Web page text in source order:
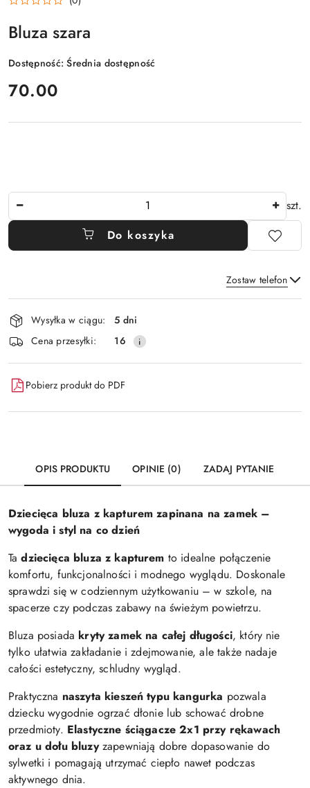
Bluza szara
Dostępność:Średnia dostępność
cena:
70.00
szt.
Do koszyka
Zostaw telefon
Wyślij
Dostępność
i
dostawa
Wysyłka w ciągu:
5 dni
Cena przesyłki:
16
Pobierz produkt do PDF
OPIS PRODUKTU OPINIE (0) ZADAJ PYTANIE
Dziecięca bluza z kapturem zapinana na zamek –
wygoda i styl na co dzień
Tadziecięca bluza z kapturem to idealne połączenie
komfortu, funkcjonalności i modnego wyglądu. Doskonale
sprawdzi się w codziennym użytkowaniu – w szkole, na
spacerze czy podczas zabawy na świeżym powietrzu.
Bluza posiada kryty zamek na całej długości, który nie
tylko ułatwia zakładanie i zdejmowanie, ale także nadaje
całości estetyczny, schludny wygląd.
Praktyczna naszyta kieszeń typu kangurka pozwala
dziecku wygodnie ogrzać dłonie lub schować drobne
przedmioty. Elastyczne ściągacze 2x1 przy rękawach
oraz u dołu bluzyzapewniają dobre dopasowanie do
sylwetki i pomagają utrzymać ciepło nawet podczas
aktywnego dnia.